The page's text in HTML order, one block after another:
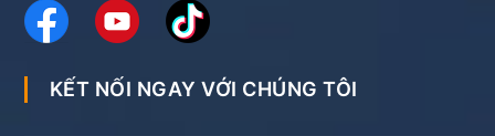
KẾT NỐI NGAY VỚI CHÚNG TÔI